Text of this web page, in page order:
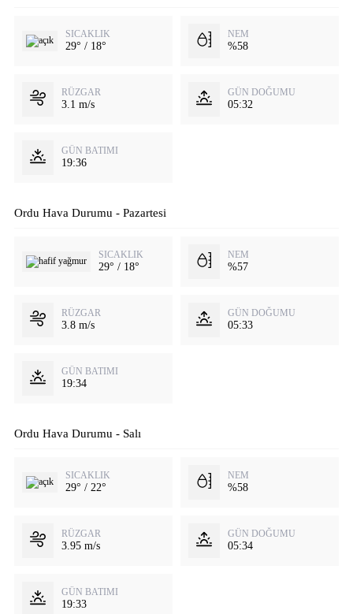
SICAKLIK
29° / 18°
NEM
%58
RÜZGAR
3.1 m/s
GÜN DOĞUMU
05:32
GÜN BATIMI
19:36
Ordu Hava Durumu - Pazartesi
SICAKLIK
29° / 18°
NEM
%57
RÜZGAR
3.8 m/s
GÜN DOĞUMU
05:33
GÜN BATIMI
19:34
Ordu Hava Durumu - Salı
SICAKLIK
29° / 22°
NEM
%58
RÜZGAR
3.95 m/s
GÜN DOĞUMU
05:34
GÜN BATIMI
19:33